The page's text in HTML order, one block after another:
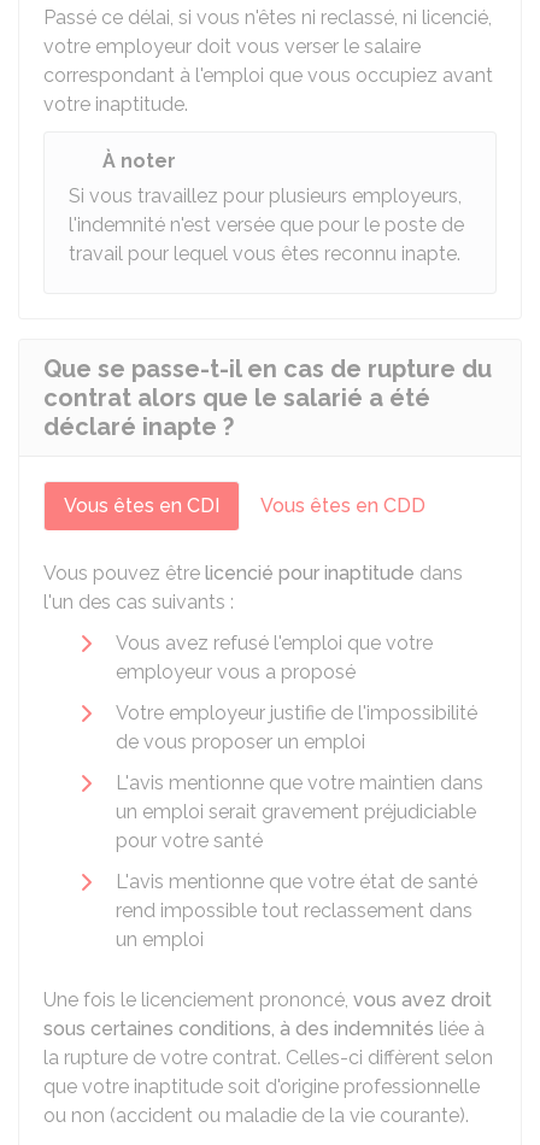
Passé ce délai, si vous n'êtes ni reclassé, ni licencié,
votre employeur doit vous verser le salaire
correspondant à l'emploi que vous occupiez avant
votre inaptitude.
À noter
Si vous travaillez pour plusieurs employeurs,
l'indemnité n'est versée que pour le poste de
travail pour lequel vous êtes reconnu inapte.
Que se passe-t-il en cas de rupture du
contrat alors que le salarié a été
déclaré inapte ?
Vous êtes en CDI Vous êtes en CDD
Vous pouvez être licencié pour inaptitude dans
l'un des cas suivants :
Vous avez refusé l'emploi que votre
employeur vous a proposé
Votre employeur justifie de l'impossibilité
de vous proposer un emploi
L'avis mentionne que votre maintien dans
un emploi serait gravement préjudiciable
pour votre santé
L'avis mentionne que votre état de santé
rend impossible tout reclassement dans
un emploi
Une fois le licenciement prononcé, vous avez droit
sous certaines conditions, à des indemnités liée à
la rupture de votre contrat. Celles-ci diffèrent selon
que votre inaptitude soit d'origine professionnelle
ou non (accident ou maladie de la vie courante).